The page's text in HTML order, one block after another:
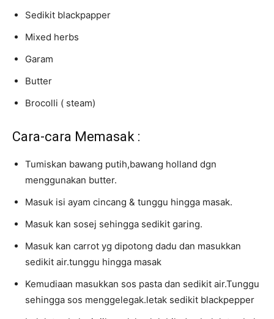
Sedikit blackpapper
Mixed herbs
Garam
Butter
Brocolli ( steam)
Cara-cara Memasak :
Tumiskan bawang putih,bawang holland dgn
menggunakan butter.
Masuk isi ayam cincang & tunggu hingga masak.
Masuk kan sosej sehingga sedikit garing.
Masuk kan carrot yg dipotong dadu dan masukkan
sedikit air.tunggu hingga masak
Kemudiaan masukkan sos pasta dan sedikit air.Tunggu
sehingga sos menggelegak.letak sedikit blackpepper